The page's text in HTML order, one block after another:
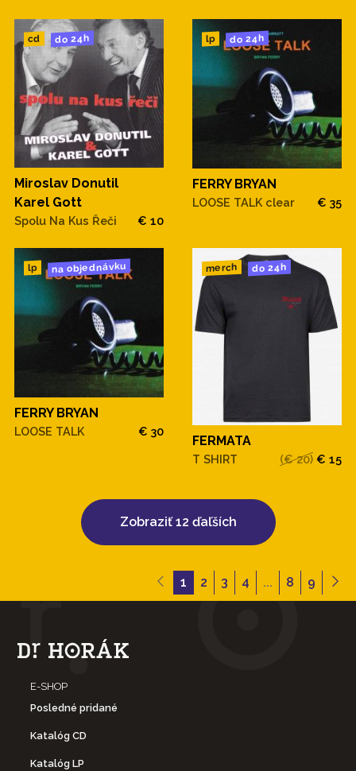
cd do 24h
Miroslav Donutil
Karel Gott
Spolu Na Kus Řeči € 10
lp do 24h
FERRY BRYAN
LOOSE TALK clear € 35
lp na objednávku
FERRY BRYAN
LOOSE TALK € 30
merch do 24h
FERMATA
T SHIRT (€ 20) € 15
Zobraziť 12 ďaľších
1 2 3 4 ... 8 9
E-SHOP
Posledné pridané
Katalóg CD
Katalóg LP